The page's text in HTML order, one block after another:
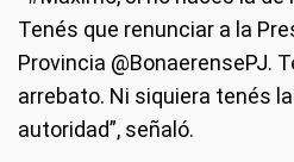
Tenés que renunciar a la
Provincia @BonaerensePJ.
arrebato. Ni siquiera tenés
autoridad”, señaló.